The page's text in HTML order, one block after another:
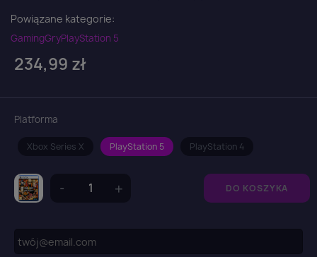
Powiązane kategorie:
GamingGryPlayStation 5
234,99 zł
Platforma
Xbox Series X PlayStation 5 PlayStation 4
DO KOSZYKA